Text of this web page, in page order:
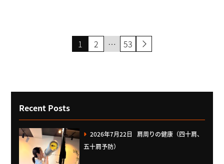
ペ
ー
ジ
送
り
1 2 … 53
Recent Posts
2026年7月22日
肩周りの健康（四十肩、
五十肩予防）